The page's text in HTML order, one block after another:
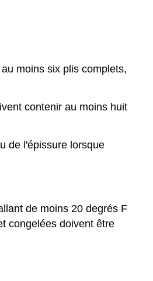
moins six plis complets,
contenir au moins huit
de l'épissure lorsque
de moins 20 degrés F
congelées doivent être